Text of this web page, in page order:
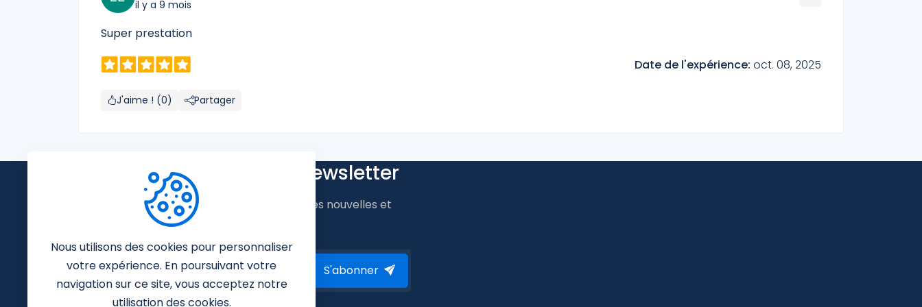
il y a 9 mois
Super prestation
Date de l'expérience: oct. 08, 2025
J'aime ! (0) Partager
Abonnez-vous à notre newsletter
Nous vous tiendrons au courant des dernières nouvelles et
S'abonner
Nous utilisons des cookies pour personnaliser
votre expérience. En poursuivant votre
navigation sur ce site, vous acceptez notre
utilisation des cookies.